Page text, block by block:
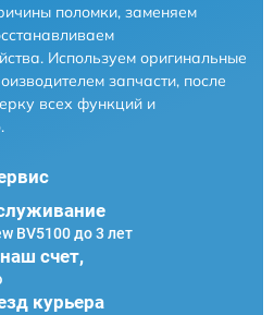
поломки, заменяем
Используем оригинальные
запчасти, после
всех функций и
BV5100 до 3 лет
счет,
курьера